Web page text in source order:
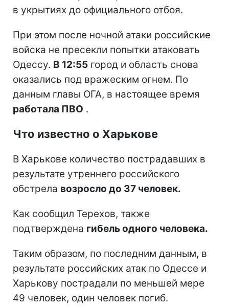
в укрытиях до официального отбоя.
При этом после ночной атаки российские
войска не пресекли попытки атаковать
Одессу. В 12:55 город и область снова
оказались под вражеским огнем. По
данным главы ОГА, в настоящее время
работала ПВО .
Что известно о Харькове
В Харькове количество пострадавших в
результате утреннего российского
обстрела возросло до 37 человек.
Как сообщил Терехов, также
подтверждена гибель одного человека.
Таким образом, по последним данным, в
результате российских атак по Одессе и
Харькову пострадали по меньшей мере
49 человек, один человек погиб.